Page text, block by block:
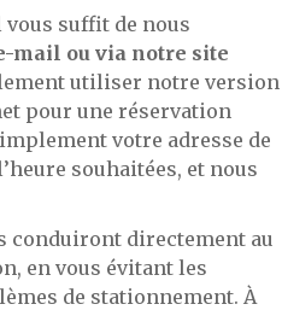
suffit de nous
mail ou via notre site
utiliser notre version
pour une réservation
votre adresse de
souhaitées, et nous
conduiront directement au
en vous évitant les
de stationnement. À